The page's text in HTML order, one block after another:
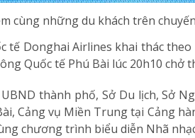
cùng những du khách trên
tế Donghai Airlines khai thác
Quốc tế Phú Bài lúc 20h10 chở
thành phố, Sở Du lịch, Sở
Cảng vụ Miền Trung tại Cảng
chương trình biểu diễn Nhã